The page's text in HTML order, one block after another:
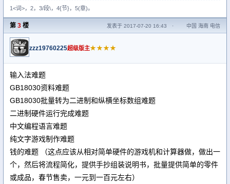
1<词>，2，3/段\，4{节}，5(章)。
第 3 楼 发表于 2017-07-20 16:43 · 中国 海南 电信
zzz19760225超级版主★★★★
输入法难题
GB18030资料难题
GB18030批量转为二进制和纵横坐标数组难题
二进制硬件运行完成难题
中文编程语言难题
纯文字游戏制作难题
钱的难题 （这点应该从相对简单硬件的游戏机和计算器做，做出一
个，然后将流程简化，提供手抄组装说明书，批量提供简单的零件
或成品，春节售卖，一元到一百元左右）